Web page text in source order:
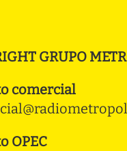
GRUPO
comercial
OPEC